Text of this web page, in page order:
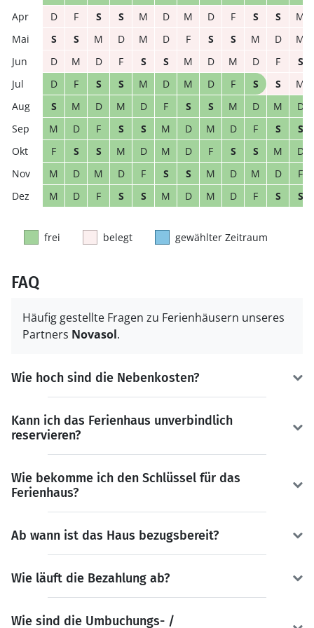
D
F S S M D M D F S S
M
S
S M D M D F S S M D
M
D
M D F S S M D M D F
S
D
F S S M D M D F S S
M
S
M D M D F S S M D M
D
M
D F S S M D M D F S
S
F
S S M D M D F S S M
D
M
D M D F S S M D M D
F
M
D F S S M D M D F S S
frei belegt gewählter Zeitraum
FAQ
Häufig gestellte Fragen zu Ferienhäusern unseres
Partners Novasol.
Wie hoch sind die Nebenkosten?
Kann ich das Ferienhaus unverbindlich
reservieren?
Wie bekomme ich den Schlüssel für das
Ferienhaus?
Ab wann ist das Haus bezugsbereit?
Wie läuft die Bezahlung ab?
Wie sind die Umbuchungs- /